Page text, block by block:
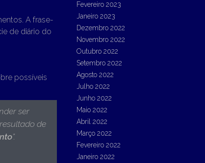
A frase-
de diário do
possíveis
ser
de
”.
Fevereiro 2023
Janeiro 2023
Dezembro 2022
Novembro 2022
Outubro 2022
Setembro 2022
Agosto 2022
Julho 2022
Junho 2022
Maio 2022
Abril 2022
Março 2022
Fevereiro 2022
Janeiro 2022